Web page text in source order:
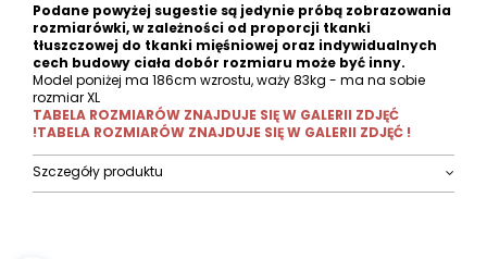
Podane powyżej sugestie są jedynie próbą zobrazowania
rozmiarówki, w zależności od proporcji tkanki
tłuszczowej do tkanki mięśniowej oraz indywidualnych
cech budowy ciała dobór rozmiaru może być inny.
Model poniżej ma 186cm wzrostu, waży 83kg - ma na sobie
rozmiar XL
TABELA ROZMIARÓW ZNAJDUJE SIĘ W GALERII ZDJĘĆ
!TABELA ROZMIARÓW ZNAJDUJE SIĘ W GALERII ZDJĘĆ !
Szczegóły produktu